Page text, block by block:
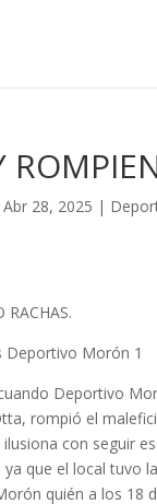
Abr 28, 2025 |
RACHAS.
Deportivo Morón 1
Deportivo
rompió el
con seguir
que el local tuvo
quién a los 18